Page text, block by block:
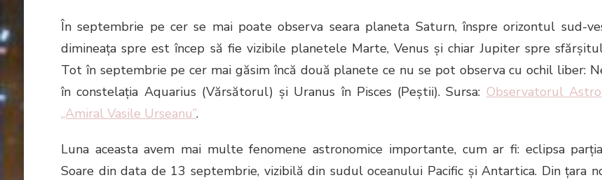
În septembrie pe cer se mai poate observa seara planeta Saturn, înspre orizontul sud-
dimineaţa spre est încep să fie vizibile planetele Marte, Venus şi chiar Jupiter spre
Tot în septembrie pe cer mai găsim încă două planete ce nu se pot observa cu ochil liber:
în constelația Aquarius (Vărsătorul) și Uranus în Pisces (Peştii). Sursa: Observatorul
„Amiral Vasile Urseanu”.
Luna aceasta avem mai multe fenomene astronomice importante, cum ar fi: eclipsa
Soare din data de 13 septembrie, vizibilă din sudul oceanului Pacific şi Antartica. Din ţara